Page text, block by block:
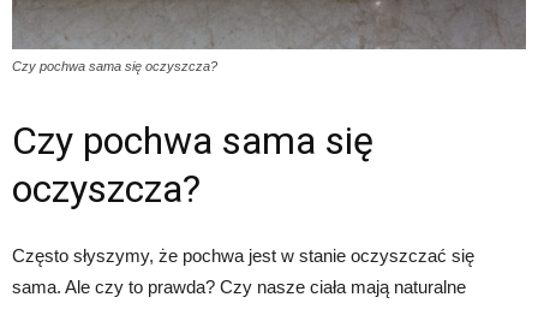
Czy pochwa sama się oczyszcza?
Czy pochwa sama się
oczyszcza?
Często słyszymy, że pochwa jest w stanie oczyszczać się
sama. Ale czy to prawda? Czy nasze ciała mają naturalne